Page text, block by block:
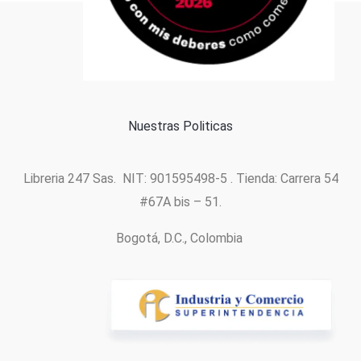
Formas de pago
Nuestras Politicas
Libreria 247 Sas. NIT: 901595498-5 . Tienda: Carrera 54
#67A bis – 51.
Bogotá, D.C., Colombia